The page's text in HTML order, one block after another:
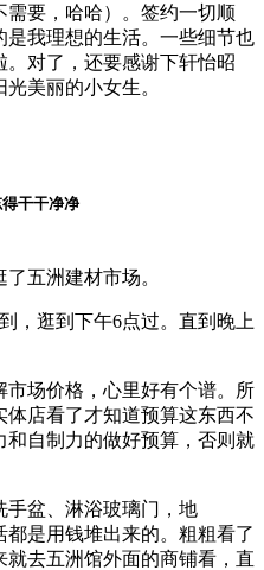
需要，哈哈）。签约一切顺
我理想的生活。一些细节也
对了，还要感谢下轩怡昭
美丽的小女生。
干干净净
五洲建材市场。
，逛到下午6点过。直到晚上
场价格，心里好有个谱。所
店看了才知道预算这东西不
自制力的做好预算，否则就
手盆、淋浴玻璃门，地
是用钱堆出来的。粗粗看了
去五洲馆外面的商铺看，直